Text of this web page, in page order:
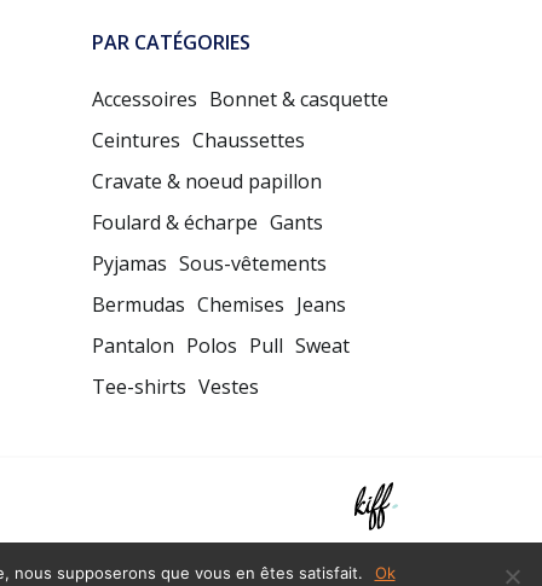
PAR CATÉGORIES
Accessoires Bonnet & casquette
Ceintures Chaussettes
Cravate & noeud papillon
Foulard & écharpe Gants
Pyjamas Sous-vêtements
Bermudas Chemises Jeans
Pantalon Polos Pull Sweat
Tee-shirts Vestes
nous supposerons que vous en êtes satisfait. Ok